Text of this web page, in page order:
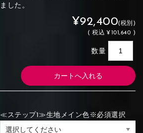
ました。
¥92,400(税別)
(税込 ¥101,640 )
数量
≪ステップ1≫生地メイン色※必須選択